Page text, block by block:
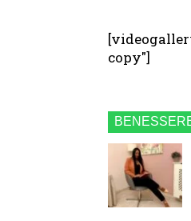
copy"]